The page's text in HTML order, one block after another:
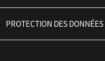
PROTECTION DES DONNÉES